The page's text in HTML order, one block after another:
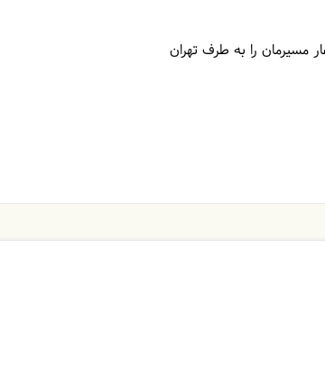
مسیرمان را به طرف تهران